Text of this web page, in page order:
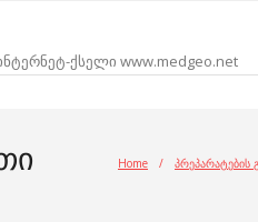
ქსელი www.medgeo.net
Home / პრეპარატების